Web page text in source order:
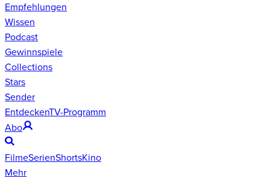
Empfehlungen
Wissen
Podcast
Gewinnspiele
Collections
Stars
Sender
EntdeckenTV-Programm
Abo
FilmeSerienShortsKino
Mehr